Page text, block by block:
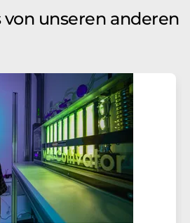
unseren anderen